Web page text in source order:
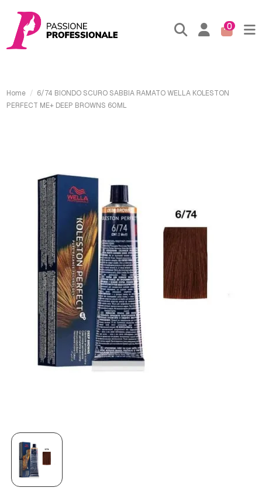
0
Home
6/74 BIONDO SCURO SABBIA RAMATO WELLA KOLESTON
PERFECT ME+ DEEP BROWNS 60ML